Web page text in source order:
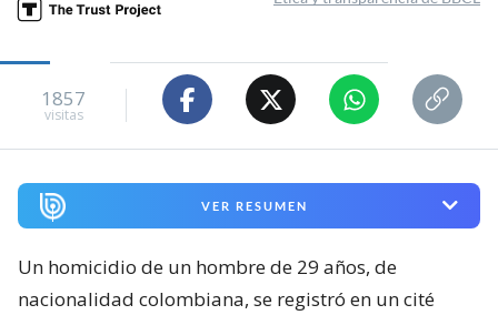
1857
visitas
VER RESUMEN
Un homicidio de un hombre de 29 años, de
nacionalidad colombiana, se registró en un cité